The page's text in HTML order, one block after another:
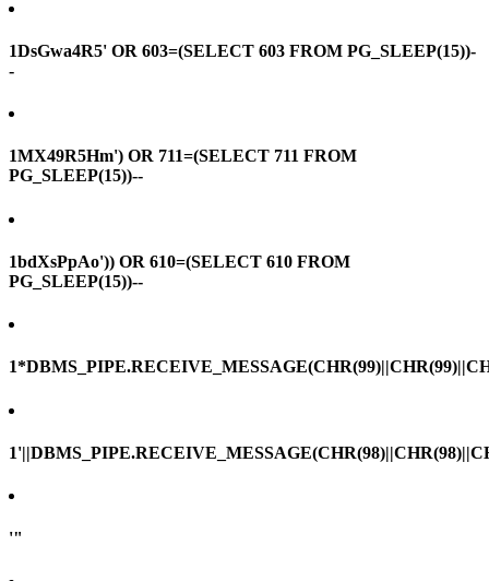
1DsGwa4R5' OR 603=(SELECT 603 FROM PG_SLEEP(15))-
-
1MX49R5Hm') OR 711=(SELECT 711 FROM
PG_SLEEP(15))--
1bdXsPpAo')) OR 610=(SELECT 610 FROM
PG_SLEEP(15))--
'"